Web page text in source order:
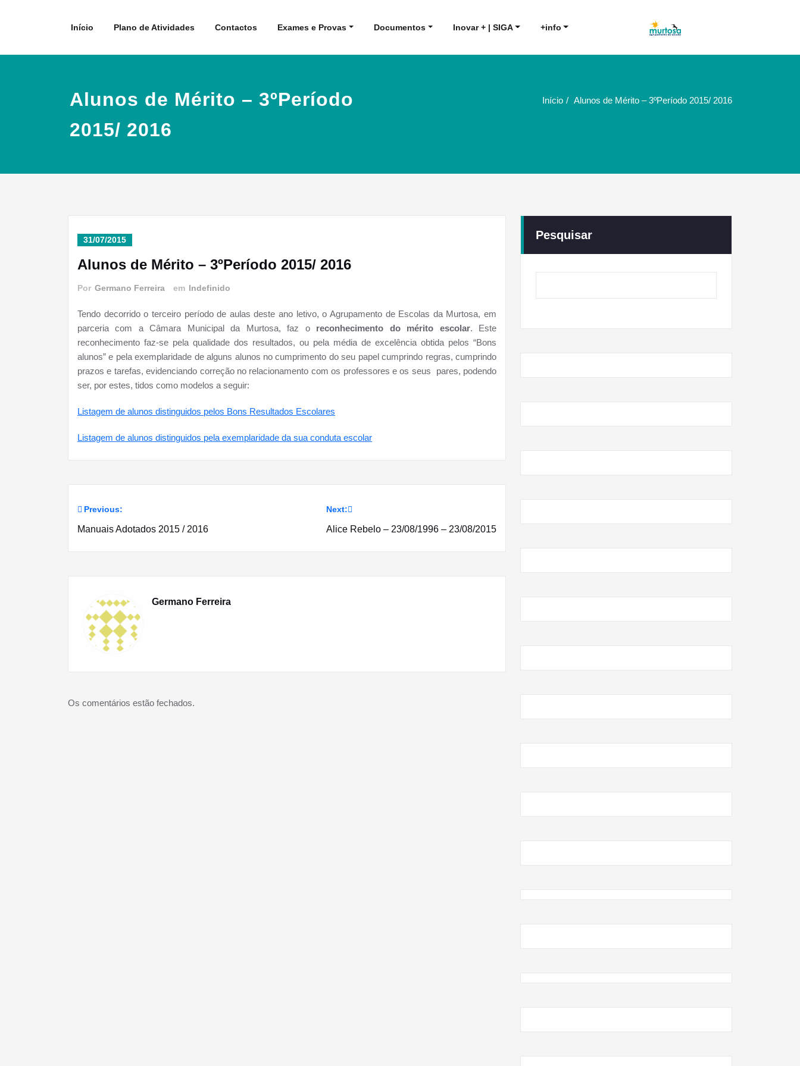
AE Murtosa
Agrupamento de Escolas da
Murtosa
Início Plano de Atividades Contactos Exames e Provas Documentos Inovar + | SIGA +info
Alunos de Mérito – 3ºPeríodo
2015/ 2016
Início Alunos de Mérito – 3ºPeríodo 2015/ 2016
31/07/2015
Alunos de Mérito – 3ºPeríodo 2015/ 2016
Por Germano Ferreira em Indefinido
Tendo decorrido o terceiro período de aulas deste ano letivo, o Agrupamento de Escolas da Murtosa, em
parceria com a Câmara Municipal da Murtosa, faz o reconhecimento do mérito escolar. Este
reconhecimento faz-se pela qualidade dos resultados, ou pela média de excelência obtida pelos “Bons
alunos” e pela exemplaridade de alguns alunos no cumprimento do seu papel cumprindo regras, cumprindo
prazos e tarefas, evidenciando correção no relacionamento com os professores e os seus pares, podendo
ser, por estes, tidos como modelos a seguir:
Listagem de alunos distinguidos pelos Bons Resultados Escolares
Listagem de alunos distinguidos pela exemplaridade da sua conduta escolar
Navegação
Previous:
Manuais Adotados 2015 / 2016
Next:
Alice Rebelo – 23/08/1996 – 23/08/2015
Germano Ferreira
Os comentários estão fechados.
Pesquisar